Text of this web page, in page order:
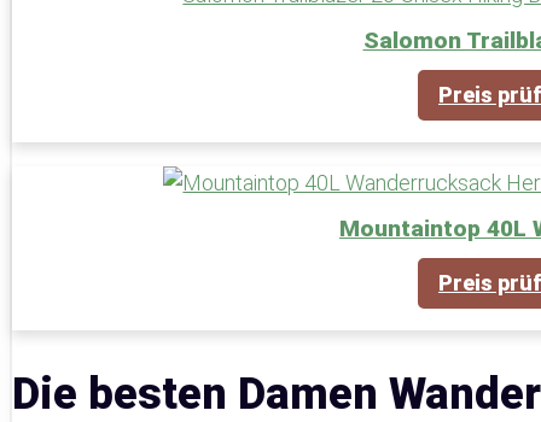
Salomon
Preis
Mountaintop 40L
Preis
Die besten Damen